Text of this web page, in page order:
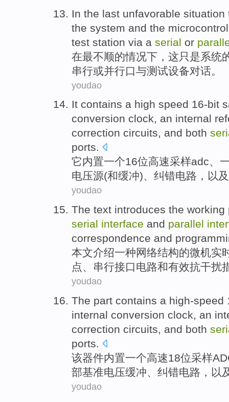
In the last unfavorable situation
the system and the
test station via a serial or
在最不顺的情况下 ， 这 只是系统
串行或并行口与测试设备对话。
youdao
It contains a high speed 16-bit
conversion clock, an internal
correction circuits, and both
ports.
它内置一个16位高速采样adc、
电压源(和缓冲)、 纠错电路 ， 以及
youdao
The text introduces the working
serial interface and parallel
correspondence and
本文介绍一种网络结构的微机实
点、 串行接口电路和有效抗干扰
youdao
The part contains a high-speed
internal conversion clock, an
correction circuits, and both
ports.
该器件内置一个高速18位采样
部基准电压缓冲、 纠错电路 ， 以
youdao